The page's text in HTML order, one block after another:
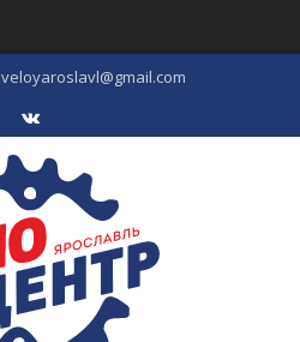
veloyaroslavl@gmail.com
VK